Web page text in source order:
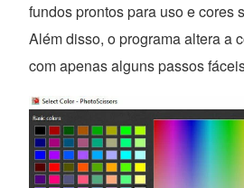
fundos prontos para uso e cores
Além disso, o programa altera a
com apenas alguns passos